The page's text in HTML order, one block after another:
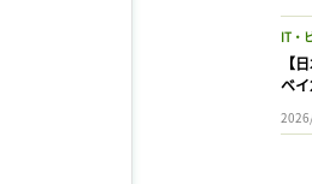
IT・
【
ベ